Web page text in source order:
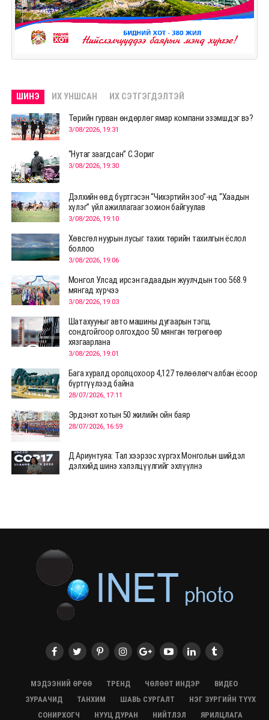
ШИНЭ ИХ УНШСАН ИХ СЭТГЭГДЭЛТЭЙ
Төрийн гурван өндөрлөг ямар компани эзэмшдэг вэ?
3/08/2026, 19:31
“Нутаг заагдсан” С.Зориг
3/08/2026, 19:30
Дэлхийн өвд бүртгэсэн “Чихэртийн зоо”-нд “Хаадын
хүлэг” үйл ажиллагааг зохион байгуулав
3/08/2026, 19:10
Хөвсгөл нуурын лусыг тахих төрийн тахилгын ёслол
боллоо
3/08/2026, 19:06
Монгол Улсад ирсэн гадаадын жуулчдын тоо 568.9
мянгад хүрчээ
3/08/2026, 19:03
Шатахууныг авто машины дугаарын тэгш,
сондгойгоор олгохдоо 50 мянган төгрөгөөр
хязгаарлана
3/08/2026, 19:01
Бага хуралд оролцохоор 4,127 төлөөлөгч албан ёсоор
бүртгүүлээд байна
28/07/2026, 17:11
Эрдэнэт хотын 50 жилийн ойн баяр
28/07/2026, 16:59
Д.Ариунтуяа: Тал хээрээс хүргэх Монголын шийдэл
дэлхийд шинэ хэлэлцүүлгийг эхлүүлнэ
28/07/2026, 12:04
ХӨВСГӨЛ Нутгийн зөвлөлөөс МУАЖ Д.Цэрэндарьзавт
2 өрөө байр олгоно
20/07/2026, 19:22
20/07/2026, 19:21
хийхээр хүрэлцэн ирлээ
Испанийн шигшээ баг ДАШТ-д хоёр дахь удаагаа
МЭДЭЭНИЙ ӨРӨӨ ТРЕНД ЧӨЛӨӨТ ИНДЭР
ВИДЕО
ЗУРААЧИД
ТАНХИМ ШАВЬ СУРГАЛТ
НЭГ ЗУРГИЙН ТҮҮХ
СОНИРХОГЧ
НУУЦ ДУРАН НИЙТЛЭЛ ЯРИЛЦЛАГА